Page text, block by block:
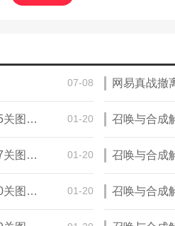
07-08 网易真战撤
召唤与合成解谜第65关怎么过 第65关图文通关攻略 01-20
召唤与合成解谜第67关怎么过 第67关图文通关攻略 01-20
召唤与合成解谜第70关怎么过 第70关图文通关攻略 01-20